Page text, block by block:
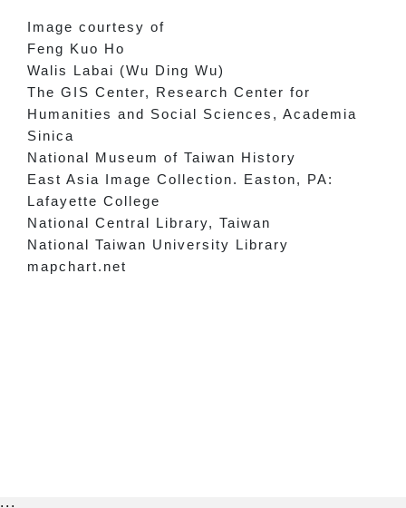
Image courtesy of
Feng Kuo Ho
Walis Labai (Wu Ding Wu)
The GIS Center, Research Center for
Humanities and Social Sciences, Academia
Sinica
National Museum of Taiwan History
East Asia Image Collection. Easton, PA:
Lafayette College
National Central Library, Taiwan
National Taiwan University Library
mapchart.net